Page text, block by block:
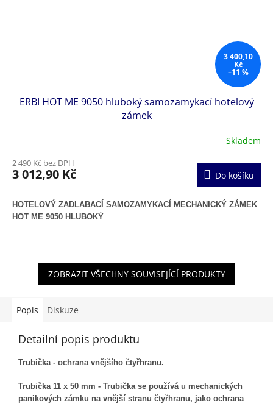
3 400,10
Kč
–11 %
ERBI HOT ME 9050 hluboký samozamykací hotelový
zámek
Skladem
2 490 Kč bez DPH
3 012,90 Kč Do košíku
HOTELOVÝ ZADLABACÍ SAMOZAMYKACÍ MECHANICKÝ ZÁMEK
HOT ME 9050 HLUBOKÝ
ZOBRAZIT VŠECHNY SOUVISEJÍCÍ PRODUKTY
Popis Diskuze
Detailní popis produktu
Trubička - ochrana vnějšího čtyřhranu.
Trubička 11 x 50 mm - Trubička se používá u mechanických
panikových zámku na vnější stranu čtyřhranu, jako ochrana